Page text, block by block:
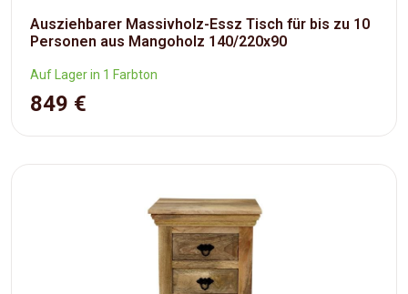
Ausziehbarer Massivholz-Essz Tisch für bis zu 10
Personen aus Mangoholz 140/220x90
Auf Lager in 1 Farbton
849 €